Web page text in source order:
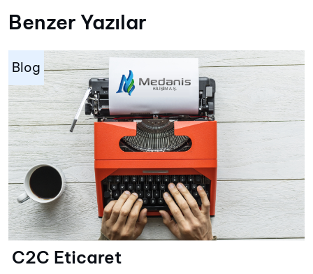
Benzer Yazılar
Blog
C2C Eticaret